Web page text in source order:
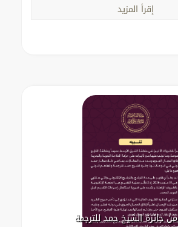
إقرأ المزيد
من جائزة الشيخ حمد للترجمة